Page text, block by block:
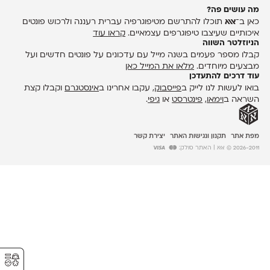
מה עושים פה?
כאן ב־אאאתוכלו להתרשם מטיפוגרפיה עברית רעננה ולרכוש פונטים
איכותיים שעיצבו טיפוגרפים עצמאיים. קראו עוד
הניוזלטר השווה
קבלו מספר פעמים בשנה מייל עם עדכונים על פונטים חדשים ועל
מבצעים מיוחדים. מלאו את המייל כאן
עוד דרכים להתעדכן
בואו לעשות לנו לייק בפייסבוק, עקבו אחרינו באינסטגרם
וקבלו קצת
השראה בוימאו , פינטרסטאו גיפי.
מפת אתר תקנון ונגישות האתר יצירת קשר
2026-2011 © אאא | האתר סולק:
⚥︎